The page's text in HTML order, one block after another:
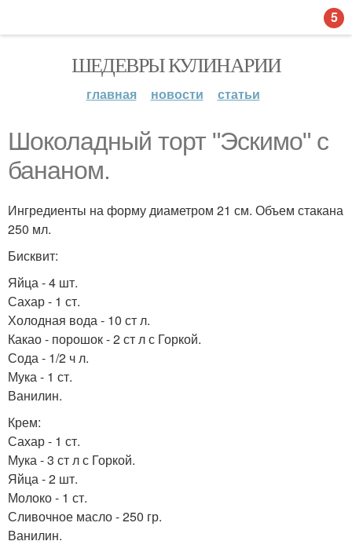
ШЕДЕВРЫ КУЛИНАРИИ
главная новости статьи
Шоколадный торт "Эскимо" с
бананом.
Ингредиенты на форму диаметром 21 см. Объем стакана
250 мл.
Бисквит:
Яйца - 4 шт.
Сахар - 1 ст.
Холодная вода - 10 ст л.
Какао - порошок - 2 ст л с Горкой.
Сода - 1/2 ч л.
Мука - 1 ст.
Ванилин.
Крем:
Сахар - 1 ст.
Мука - 3 ст л с Горкой.
Яйца - 2 шт.
Молоко - 1 ст.
Сливочное масло - 250 гр.
Ванилин.
5